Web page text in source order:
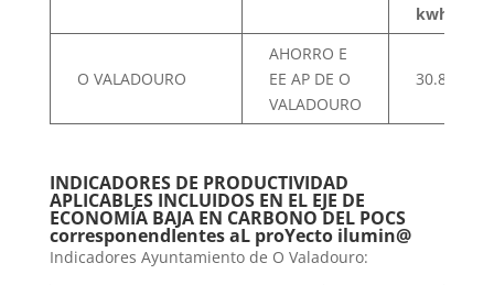
kwh/año
O VALADOURO
AHORRO E
EE AP DE O
VALADOURO
30.832,71
INDICADORES DE PRODUCTIVIDAD
APLICABLES INCLUIDOS EN EL EJE DE
ECONOMÍA BAJA EN CARBONO DEL POCS
corresponendIentes aL proYecto ilumin@
Indicadores Ayuntamiento de O Valadouro: